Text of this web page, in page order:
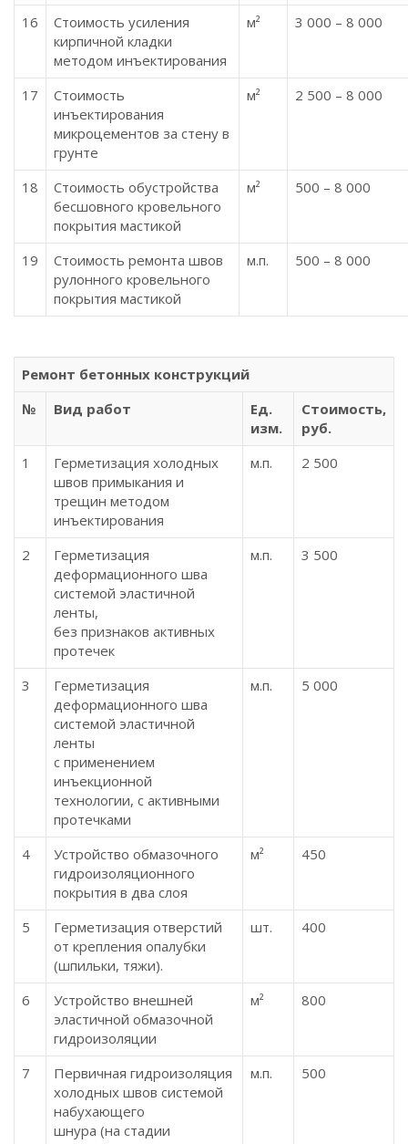
16
Стоимость усиления
кирпичной кладки
методом инъектирования
м² 3 000 – 8 000
17
Стоимость
инъектирования
микроцементов за стену в
грунте
м² 2 500 – 8 000
18
Стоимость обустройства
бесшовного кровельного
покрытия мастикой
м² 500 – 8 000
19
Стоимость ремонта швов
рулонного кровельного
покрытия мастикой
м.п. 500 – 8 000
Ремонт бетонных конструкций
№
Вид работ
Ед.
изм.
Стоимость,
руб.
1
Герметизация холодных
швов примыкания и
трещин методом
инъектирования
м.п. 2 500
2
Герметизация
деформационного шва
системой эластичной
ленты,
без признаков активных
протечек
м.п. 3 500
3
Герметизация
деформационного шва
системой эластичной
ленты
с применением
инъекционной
технологии, с активными
протечками
м.п. 5 000
4
Устройство обмазочного
гидроизоляционного
покрытия в два слоя
м² 450
5
Герметизация отверстий
от крепления опалубки
(шпильки, тяжи).
шт. 400
6
Устройство внешней
эластичной обмазочной
гидроизоляции
м² 800
7
Первичная гидроизоляция
холодных швов системой
набухающего
шнура (на стадии
м.п. 500